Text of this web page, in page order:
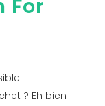
For
? Eh bien